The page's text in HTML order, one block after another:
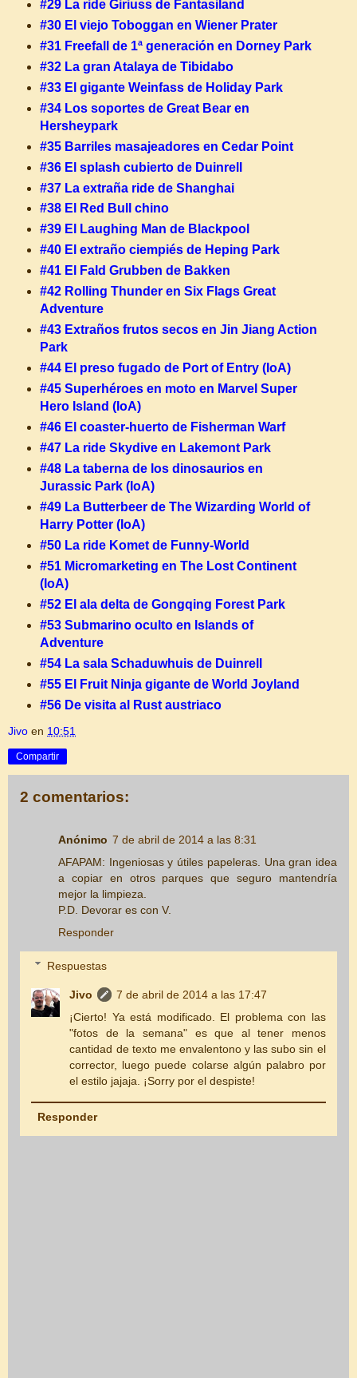
#29 La ride Giriuss de Fantasiland
#30 El viejo Toboggan en Wiener Prater
#31 Freefall de 1ª generación en Dorney Park
#32 La gran Atalaya de Tibidabo
#33 El gigante Weinfass de Holiday Park
#34 Los soportes de Great Bear en
Hersheypark
#35 Barriles masajeadores en Cedar Point
#36 El splash cubierto de Duinrell
#37 La extraña ride de Shanghai
#38 El Red Bull chino
#39 El Laughing Man de Blackpool
#40 El extraño ciempiés de Heping Park
#41 El Fald Grubben de Bakken
#42 Rolling Thunder en Six Flags Great
Adventure
#43 Extraños frutos secos en Jin Jiang Action
Park
#44 El preso fugado de Port of Entry (IoA)
#45 Superhéroes en moto en Marvel Super
Hero Island (IoA)
#46 El coaster-huerto de Fisherman Warf
#47 La ride Skydive en Lakemont Park
#48 La taberna de los dinosaurios en
Jurassic Park (IoA)
#49 La Butterbeer de The Wizarding World of
Harry Potter (IoA)
#50 La ride Komet de Funny-World
#51 Micromarketing en The Lost Continent
(IoA)
#52 El ala delta de Gongqing Forest Park
#53 Submarino oculto en Islands of
Adventure
#54 La sala Schaduwhuis de Duinrell
#55 El Fruit Ninja gigante de World Joyland
#56 De visita al Rust austriaco
Jivo en 10:51
Compartir
2 comentarios:
Anónimo 7 de abril de 2014 a las 8:31
AFAPAM: Ingeniosas y útiles papeleras. Una gran idea
a copiar en otros parques que seguro mantendría
mejor la limpieza.
P.D. Devorar es con V.
Responder
Respuestas
Jivo
7 de abril de 2014 a las 17:47
¡Cierto! Ya está modificado. El problema con las
"fotos de la semana" es que al tener menos
cantidad de texto me envalentono y las subo sin el
corrector, luego puede colarse algún palabro por
el estilo jajaja. ¡Sorry por el despiste!
Responder